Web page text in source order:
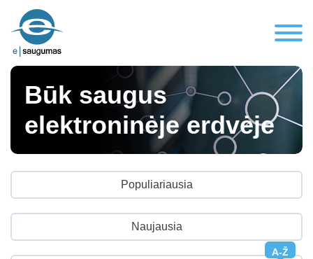
Būk saugus
elektroninėje erdvėje
Populiariausia
Naujausia
A-Ž